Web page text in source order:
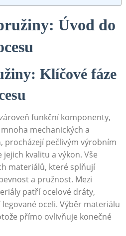
Úvod ‍do
Klíčové fáze
funkční komponenty,
⁣mechanických a‍
procházejí pečlivým výrobním
kvalitu a výkon. Vše
materiálů, které splňují
​a pružnost. Mezi
patří ocelové dráty,
oceli. Výběr materiálu
přímo⁣ ovlivňuje konečné